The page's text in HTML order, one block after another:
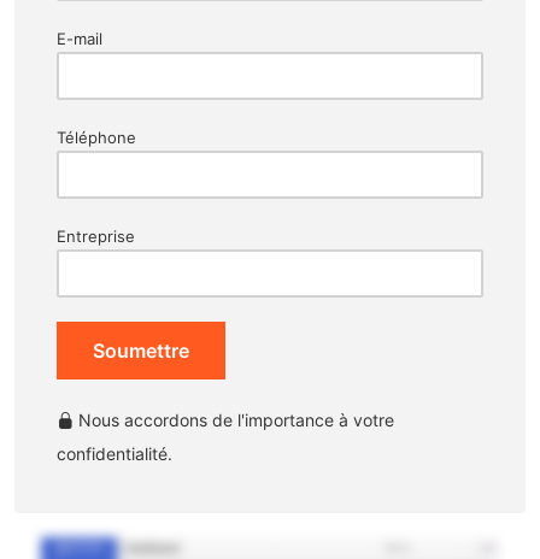
E-mail
Téléphone
Entreprise
Soumettre
Nous accordons de l'importance à votre
confidentialité.